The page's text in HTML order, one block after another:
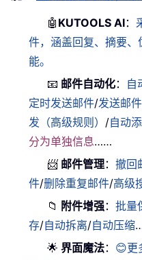
🤖 KUTOOLS AI：
件，涵盖回复、摘要
能。
📧 邮件自动化： 自
定时发送邮件/发送邮
发（高级规则） /自动
分为单独信息……
📨 邮件管理：撤回
件/删除重复邮件/高级
📁 附件增强：批量
存/自动拆离/自动压缩
🌟 界面魔法： 😊更